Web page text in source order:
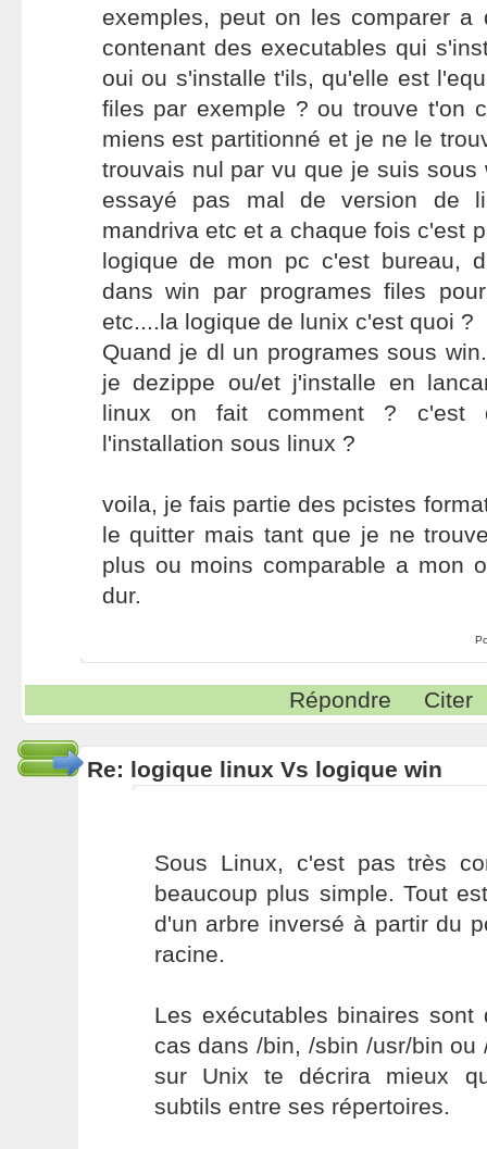
exemples, peut on les comparer
contenant des executables qui
oui ou s'installe t'ils, qu'elle est
files par exemple ? ou trouve t'on
miens est partitionné et je ne le
trouvais nul par vu que je suis sous
essayé pas mal de version de
mandriva etc et a chaque fois c'est
logique de mon pc c'est bureau,
dans win par programes files
etc....la logique de lunix c'est quoi ?
Quand je dl un programes sous
je dezippe ou/et j'installe en
linux on fait comment ? c'est
l'installation sous linux ?
voila, je fais partie des pcistes
le quitter mais tant que je ne
plus ou moins comparable a mon
dur.
Répondre Citer
Re: logique linux Vs logique win
Sous Linux, c'est pas très
beaucoup plus simple. Tout
d'un arbre inversé à partir du
racine.
Les exécutables binaires
cas dans /bin, /sbin /usr/bin ou
sur Unix te décrira mieux
subtils entre ses répertoires.